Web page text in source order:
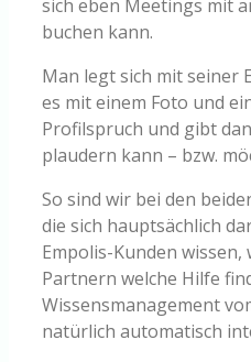
sich eben Meetings mit
buchen kann.
Man legt sich mit seiner
es mit einem Foto und
Profilspruch und gibt
plaudern kann – bzw.
So sind wir bei den
die sich hauptsächlich
Empolis-Kunden wissen,
Partnern welche Hilfe
Wissensmanagement
natürlich automatisch